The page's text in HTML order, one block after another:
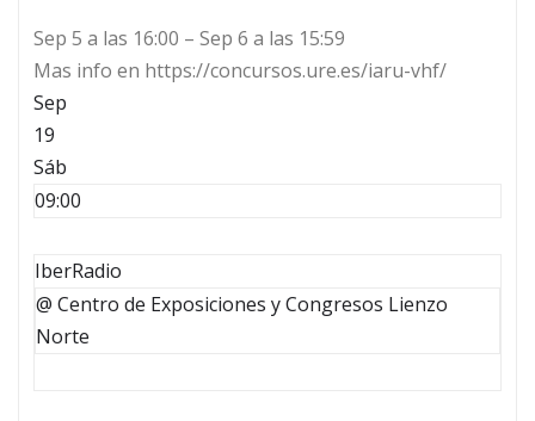
Sep 5 a las 16:00 – Sep 6 a las 15:59
Mas info en https://concursos.ure.es/iaru-vhf/
Sep
19
Sáb
09:00
IberRadio
@ Centro de Exposiciones y Congresos Lienzo
Norte